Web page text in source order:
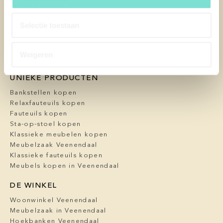
Levering
UNIEKE PRODUCTEN
Bankstellen kopen
Relaxfauteuils kopen
Fauteuils kopen
Sta-op-stoel kopen
Klassieke meubelen kopen
Meubelzaak Veenendaal
Klassieke fauteuils kopen
Meubels kopen in Veenendaal
DE WINKEL
Woonwinkel Veenendaal
Meubelzaak in Veenendaal
Hoekbanken Veenendaal